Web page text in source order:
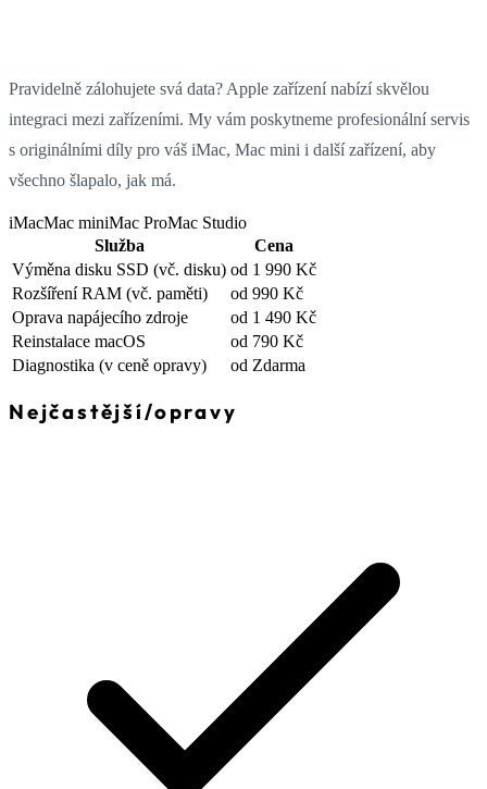
Pravidelně zálohujete svá data? Apple zařízení nabízí skvělou
integraci mezi zařízeními. My vám poskytneme profesionální servis
s originálními díly pro váš iMac, Mac mini i další zařízení, aby
všechno šlapalo, jak má.
iMacMac miniMac ProMac Studio
Služba
Cena
Výměna disku SSD (vč. disku) od 1 990 Kč
Rozšíření RAM (vč. paměti)
od 990 Kč
Oprava napájecího zdroje
od 1 490 Kč
Reinstalace macOS
od 790 Kč
Diagnostika (v ceně opravy) od Zdarma
Nejčastější/opravy